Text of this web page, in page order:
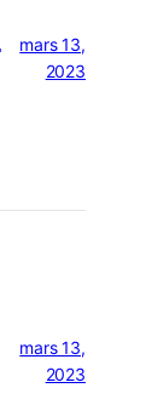
mars 13,
2023
mars 13,
2023